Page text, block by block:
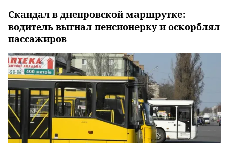
Скандал в днепровской маршрутке:
водитель выгнал пенсионерку и оскорблял
пассажиров